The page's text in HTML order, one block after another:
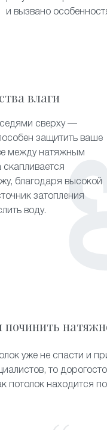
и вызвано
влаги
сверху —
защитить ваше
между натяжным
благодаря высокой
затопления
воду.
уже не спасти и
то
потолок находится